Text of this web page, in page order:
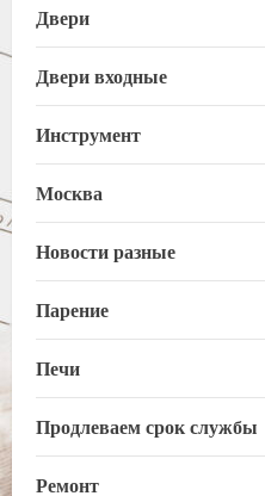
Двери
Двери входные
Инструмент
Москва
Новости разные
Парение
Печи
Продлеваем срок службы
Ремонт